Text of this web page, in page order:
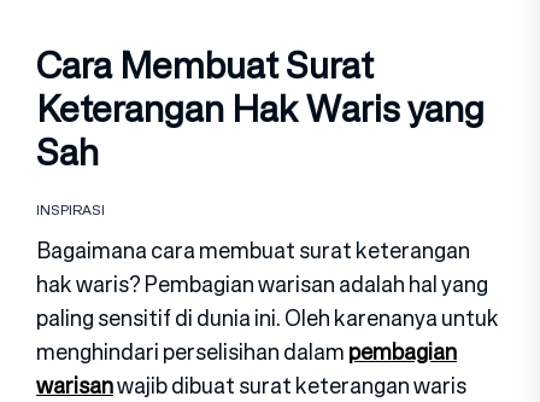
Cara Membuat Surat
Keterangan Hak Waris yang
Sah
INSPIRASI
Bagaimana cara membuat surat keterangan
hak waris? Pembagian warisan adalah hal yang
paling sensitif di dunia ini. Oleh karenanya untuk
menghindari perselisihan dalampembagian
warisanwajib dibuat surat keterangan waris